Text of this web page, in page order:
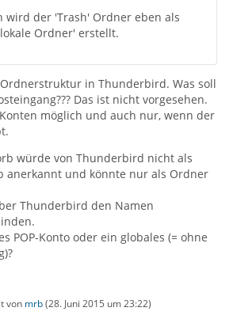
wird der 'Trash' Ordner eben als
Ordner' erstellt.
in Thunderbird. Was soll
Das ist nicht vorgesehen.
möglich und auch nur, wenn der
würde von Thunderbird nicht als
anerkannt und könnte nur als Ordner
Thunderbird den Namen
POP-Konto oder ein globales (= ohne
von mrb(28. Juni 2015 um 23:22)